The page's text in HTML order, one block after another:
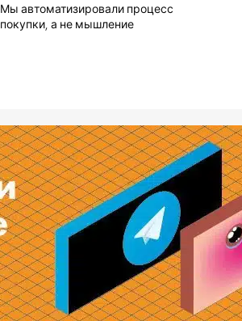
Мы автоматизировали процесс
покупки, а не мышление